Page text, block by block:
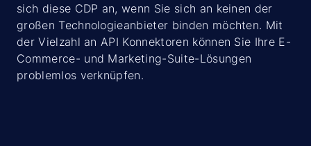
sich diese CDP an, wenn Sie sich an keinen der
großen Technologieanbieter binden möchten. Mit
der Vielzahl an API Konnektoren können Sie Ihre E-
Commerce- und Marketing-Suite-Lösungen
problemlos verknüpfen.